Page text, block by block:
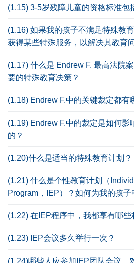
(1.15) 3-5岁残障儿童的资格标准包
(1.16) 如果我的孩子不满足特殊教
获得某些特殊服务，以解决其教育
(1.17) 什么是 Endrew F. 最高法院
要的特殊教育决策？
(1.18) Endrew F.中的关键裁定都有
(1.19) Endrew F.中的裁定是如何影
的？
(1.20)什么是适当的特殊教育计划？
(1.21) 什么是个性教育计划（
Program，IEP）？如何为我的孩子
(1.22) 在IEP程序中，我都享有哪些
(1.23) IEP会议多久举行一次？
(1.24)哪些人应参加IEP团队会议，